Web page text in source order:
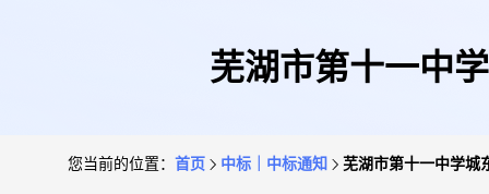
芜湖市第十一中
您当前的位置： 首页 中标｜中标通知 芜湖市第十一中学城